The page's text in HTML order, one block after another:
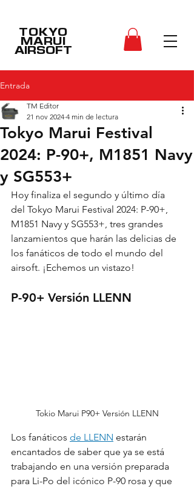
TOKYO
MARUI
AIRSOFT
Entrada
Tokyo Marui Festival
2024: P-90+, M1851 Navy
y SG553+
TM Editor
21 nov 2024 4 min de lectura
Hoy finaliza el segundo y último día
del Tokyo Marui Festival 2024: P-90+,
M1851 Navy y SG553+, tres grandes
lanzamientos que harán las delicias de
los fanáticos de todo el mundo del
airsoft. ¡Echemos un vistazo!
P-90+ Versión LLENN
Tokio Marui P90+ Versión LLENN
Los fanáticos de LLENN estarán
encantados de saber que ya se está
trabajando en una versión preparada
para Li-Po del icónico P-90 rosa y que